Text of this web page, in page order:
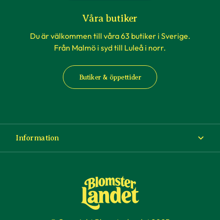
Våra butiker
Du är välkommen till våra 63 butiker i Sverige.
Från Malmö i syd till Luleå i norr.
Butiker & öppettider
Information
Köp- och leveransvillkor